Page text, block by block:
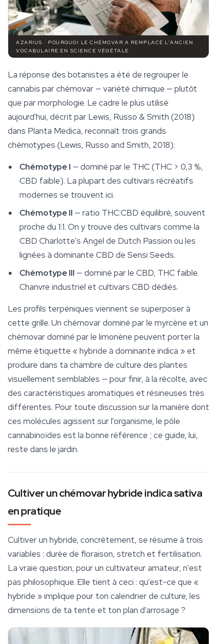
AZARIUS · POURQUOI LE CHÉMOVAR A REMPLACÉ L'ANCIEN
VOCABULAIRE EN SCIENCE VÉGÉTALE
La réponse des botanistes a été de regrouper le
cannabis par chémovar — variété chimique — plutôt
que par morphologie. Le cadre le plus utilisé
aujourd'hui, décrit par Lewis, Russo & Smith (2018)
dans Planta Medica, reconnaît trois grands
chémotypes (Lewis, Russo and Smith, 2018):
Chémotype I — dominé par le THC (THC > 0,3 %,
CBD faible). La plupart des cultivars récréatifs
modernes se trouvent ici.
Chémotype II — ratio THC:CBD équilibré, souvent
proche du 1:1. On y trouve des cultivars comme la
CBD Charlotte's Angel de Dutch Passion ou les
lignées à dominante CBD de Sensi Seeds.
Chémotype III — dominé par le CBD, THC faible.
Chanvre industriel et cultivars CBD dédiés.
Les profils terpéniques viennent se superposer à
cette grille. Un chémovar dominé par le myrcène et un
chémovar dominé par le limonène peuvent porter la
même étiquette « hybride à dominante indica » et
produire dans ta chambre de culture des plantes
visuellement semblables — pour finir, à la récolte, avec
des caractéristiques aromatiques et résineuses très
différentes. Pour toute discussion sur la manière dont
ces molécules agissent sur l'organisme, le pôle
cannabinoïdes est la bonne référence ; ce guide, lui,
reste dans le jardin.
Cultiver un chémovar hybride indica sativa
en pratique
Cultiver un hybride, concrètement, se résume à trois
variables : durée de floraison, stretch et fertilisation.
La vraie question, pour un cultivateur amateur, n'est
pas philosophique. Elle tient à ceci : qu'est-ce que «
hybride » implique pour ton calendrier de culture, les
dimensions de ta tente et ton plan d'arrosage ?